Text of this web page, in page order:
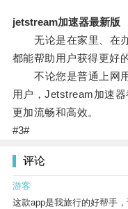
jetstream加速器最新版
无论是在家里、在办
都能帮助用户获得更好
不论您是普通上网用
用户，Jetstream加速
更加流畅和高效。
#3#
评论
游客
这款app是我旅行的好帮手